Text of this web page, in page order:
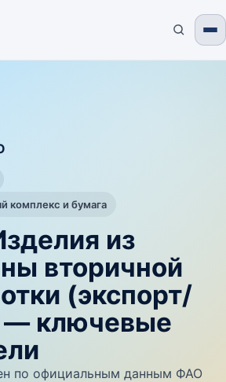
комплекс и бумага
из
вторичной
(экспорт/
— ключевые
по официальным данным ФАО